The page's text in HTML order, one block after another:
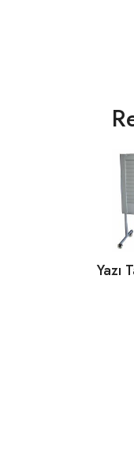
Yazı